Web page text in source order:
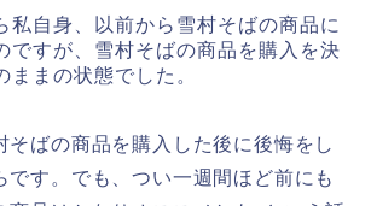
私自身、以前から雪村そばの商品に
ですが、雪村そばの商品を購入を決
ままの状態でした。
そばの商品を購入した後に後悔をし
です。でも、つい一週間ほど前にも